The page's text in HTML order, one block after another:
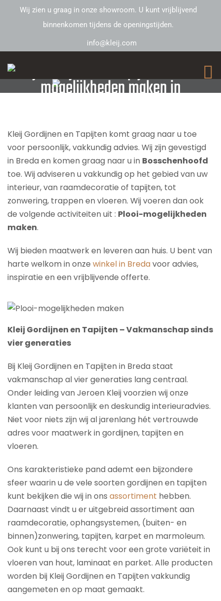
Wij zien u graag in onze showroom. U kunt vrijblijvend
binnenkomen tijdens de openingstijden.
info@kleij.com
Kleij Gordijnen en Tapijten – Plooi-
mogelijkheden maken in
Kleij Gordijnen en Tapijten komt graag naar u toe
voor persoonlijk, vakkundig advies. Wij zijn gevestigd
in Breda en komen graag naar u in Bosschenhoofd
toe. Wij adviseren u vakkundig op het gebied van uw
interieur, van raamdecoratie of tapijten, tot
zonwering, trappen en vloeren. Wij voeren dan ook
de volgende activiteiten uit : Plooi-mogelijkheden
maken.
Wij bieden maatwerk en leveren aan huis. U bent van
harte welkom in onze winkel in Bredavoor advies,
inspiratie en een vrijblijvende offerte.
Kleij Gordijnen en Tapijten – Vakmanschap sinds
vier generaties
Bij Kleij Gordijnen en Tapijten in Breda staat
vakmanschap al vier generaties lang centraal.
Onder leiding van Jeroen Kleij voorzien wij onze
klanten van persoonlijk en deskundig interieuradvies.
Niet voor niets zijn wij al jarenlang hét vertrouwde
adres voor maatwerk in gordijnen, tapijten en
vloeren.
Ons karakteristieke pand ademt een bijzondere
sfeer waarin u de vele soorten gordijnen en tapijten
kunt bekijken die wij in ons assortiment hebben.
Daarnaast vindt u er uitgebreid assortiment aan
raamdecoratie, ophangsystemen, (buiten- en
binnen)zonwering, tapijten, karpet en marmoleum.
Ook kunt u bij ons terecht voor een grote variëteit in
vloeren van hout, laminaat en parket. Alle producten
worden bij Kleij Gordijnen en Tapijten vakkundig
aangemeten en op maat gemaakt.